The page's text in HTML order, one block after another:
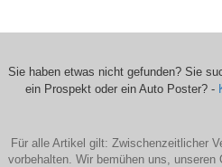
Sie haben etwas nicht gefunden? Sie
ein Prospekt oder ein Auto Poster? -
Für alle Artikel gilt: Zwischenzeitlicher
vorbehalten. Wir bemühen uns,